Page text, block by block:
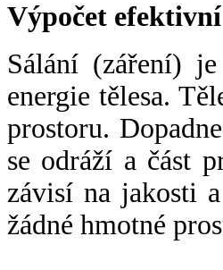
Výpočet
Sálání (záření)
energie tělesa.
prostoru.
se odráží a část
závisí na jakosti
žádné hmotné